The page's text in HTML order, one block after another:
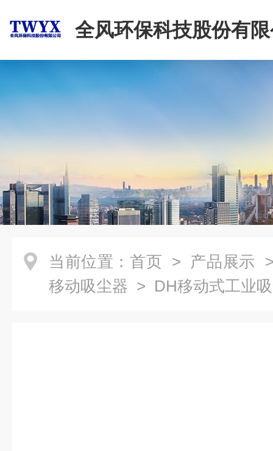
全风环保科技股份有
当前位置： 首页 > 产品展示
移动吸尘器 > DH移动式工业